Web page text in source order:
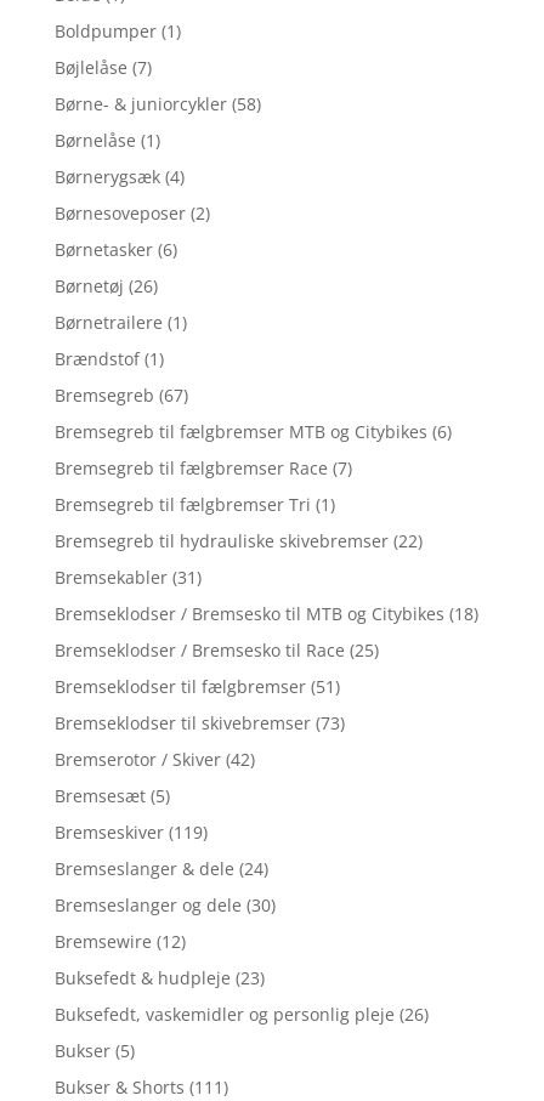
Boldpumper (1)
Bøjlelåse (7)
Børne- & juniorcykler (58)
Børnelåse (1)
Børnerygsæk (4)
Børnesoveposer (2)
Børnetasker (6)
Børnetøj (26)
Børnetrailere (1)
Brændstof (1)
Bremsegreb (67)
Bremsegreb til fælgbremser MTB og Citybikes (6)
Bremsegreb til fælgbremser Race (7)
Bremsegreb til fælgbremser Tri (1)
Bremsegreb til hydrauliske skivebremser (22)
Bremsekabler (31)
Bremseklodser / Bremsesko til MTB og Citybikes (18)
Bremseklodser / Bremsesko til Race (25)
Bremseklodser til fælgbremser (51)
Bremseklodser til skivebremser (73)
Bremserotor / Skiver (42)
Bremsesæt (5)
Bremseskiver (119)
Bremseslanger & dele (24)
Bremseslanger og dele (30)
Bremsewire (12)
Buksefedt & hudpleje (23)
Buksefedt, vaskemidler og personlig pleje (26)
Bukser (5)
Bukser & Shorts (111)